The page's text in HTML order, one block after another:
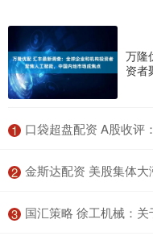
万隆
资者
1 口袋超盘配资 A股收评
2 金斯达配资 美股集体大涨！
3 国汇策略 徐工机械：关于2025年股票期权与限